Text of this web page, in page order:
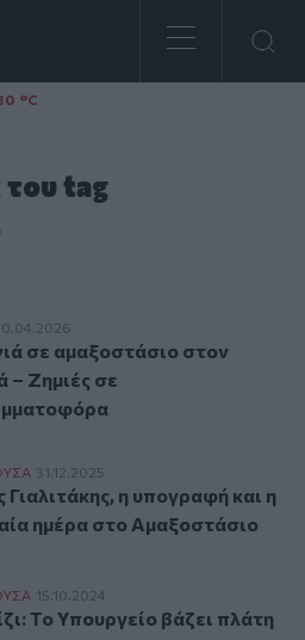
°C
tag
σε αμαξοστάσιο στον Πειραιά
σε αμαξοστάσιο στον
– Ζημιές σε
Γιαλιτάκης, η υπογραφή και η
31.12.2025
Γιαλιτάκης, η υπογραφή και η
ημέρα στο Αμαξοστάσιο
Το Υπουργείο βάζει πλάτη
15.10.2024
Το Υπουργείο βάζει πλάτη